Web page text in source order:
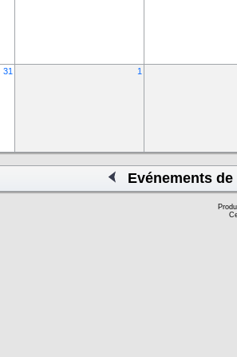
31 1
Evénements